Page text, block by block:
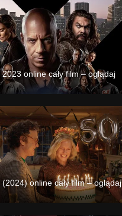
online cały film – oglądaj
online cały film – oglądaj